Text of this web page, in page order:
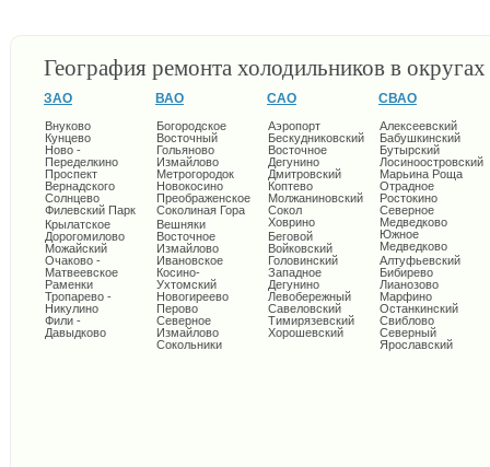
География ремонта холодильников в
ЗАО
Внуково
Кунцево
Ново -
Переделкино
Проспект
Вернадского
Солнцево
Филевский Парк
Крылатское
Дорогомилово
Можайский
Очаково -
Матвеевское
Раменки
Тропарево -
Никулино
Фили -
Давыдково
ВАО
Богородское
Восточный
Гольяново
Измайлово
Метрогородок
Новокосино
Преображенское
Соколиная Гора
Вешняки
Восточное
Измайлово
Ивановское
Косино-
Ухтомский
Новогиреево
Перово
Северное
Измайлово
Сокольники
САО
Аэропорт
Бескудниковский
Восточное
Дегунино
Дмитровский
Коптево
Молжаниновский
Сокол
Ховрино
Беговой
Войковский
Головинский
Западное
Дегунино
Левобережный
Савеловский
Тимирязевский
Хорошевский
СВАО
Алексеевский
Бабушкинский
Бутырский
Лосиноостровский
Марьина Роща
Отрадное
Ростокино
Северное
Медведково
Южное
Медведково
Алтуфьевский
Бибирево
Лианозово
Марфино
Останкинский
Свиблово
Северный
Ярославский